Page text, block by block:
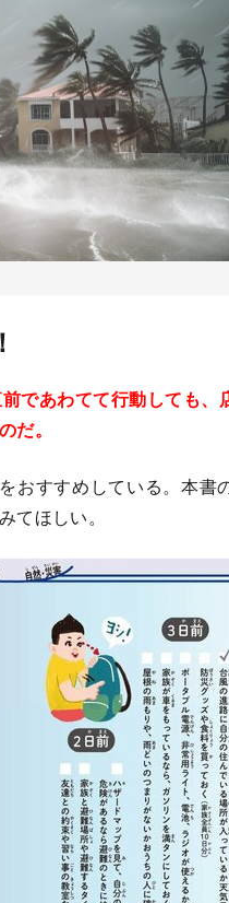
であわてて行動しても、
だ。
おすすめしている。本書
てほしい。